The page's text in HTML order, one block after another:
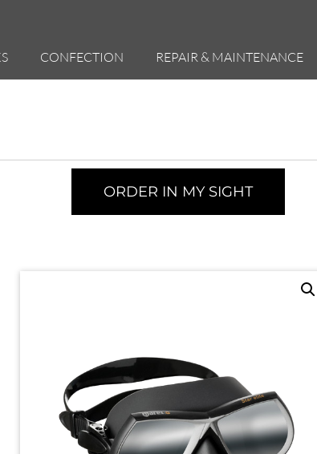
CONFECTION REPAIR & MAINTENANCE
ORDER IN MY SIGHT